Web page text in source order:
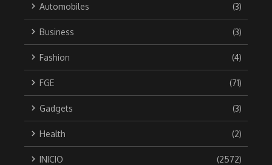
Automobiles (3)
Business (3)
Fashion (4)
FGE (71)
Gadgets (3)
Health (2)
INICIO (2572)